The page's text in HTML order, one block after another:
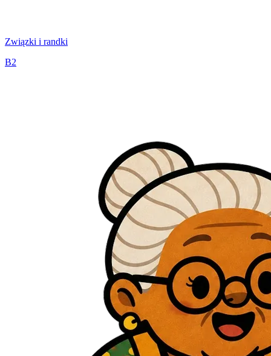
Związki i randki
B2